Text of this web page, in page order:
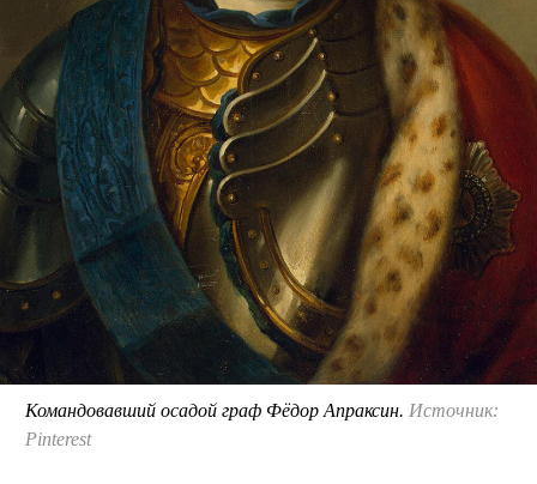
Командовавший осадой граф Фёдор Апраксин. Источник:
Pinterest